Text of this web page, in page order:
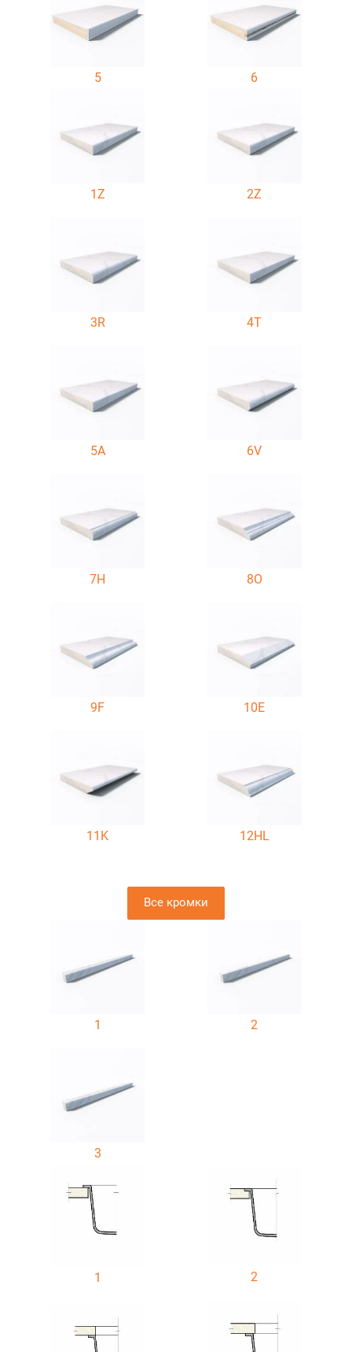
5 6
1Z 2Z
3R 4T
5A 6V
7H 8O
9F 10E
11K 12HL
Все кромки
1 2
3
1 2